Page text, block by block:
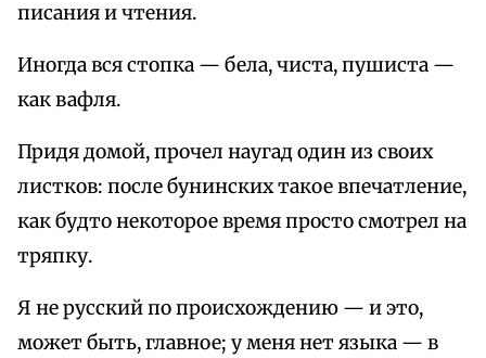
писания и чтения.
Иногда вся стопка — бела, чиста, пушиста —
как вафля.
Придя домой, прочел наугад один из своих
листков: после бунинских такое впечатление,
как будто некоторое время просто смотрел на
тряпку.
Я не русский по происхождению — и это,
может быть, главное; у меня нет языка — в